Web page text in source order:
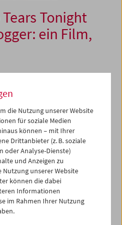
Tonight
ein Film,
Michael Glawogger verstarb
Ein Jahr später lädt das
zu einem Abend, an dem
sein werden – und an dem
sollen. Stattdessen gilt es,
Werks zu feiern: mit der
vollendeten FilmsDie Frau
Präsentation seines
69 Hotelzimmer.
auch vorgelesen wird,
die Nutzung unserer Website
für soziale Medien
können – mit Ihrer
Drittanbieter (z. B. soziale
oder Analyse-Dienste)
und Anzeigen zu
unserer Website
können die dabei
Informationen
im Rahmen Ihrer Nutzung